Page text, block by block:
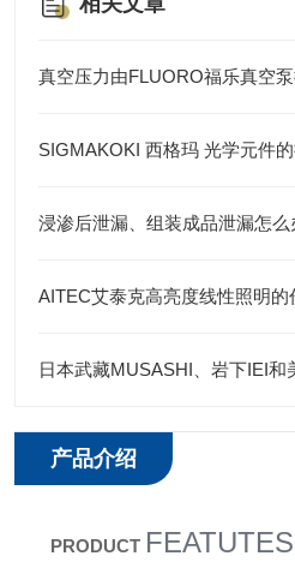
真空压力由FLUORO福乐真空
SIGMAKOKI 西格玛 光学元件
AITEC艾泰克高亮度线性照明的
产品介绍
PRODUCT FEATUTES